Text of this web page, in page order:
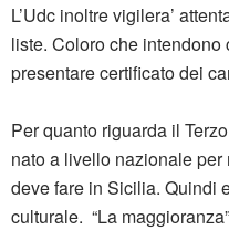
L’Udc inoltre vigilera’
liste. Coloro che
presentare certificato dei
Per quanto riguarda il
nato a livello nazionale per
deve fare in Sicilia. Quindi
culturale. “La